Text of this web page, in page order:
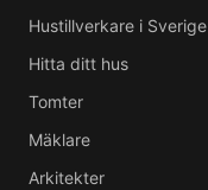
Hustillverkare i Sverige
Hitta ditt hus
Tomter
Mäklare
Arkitekter